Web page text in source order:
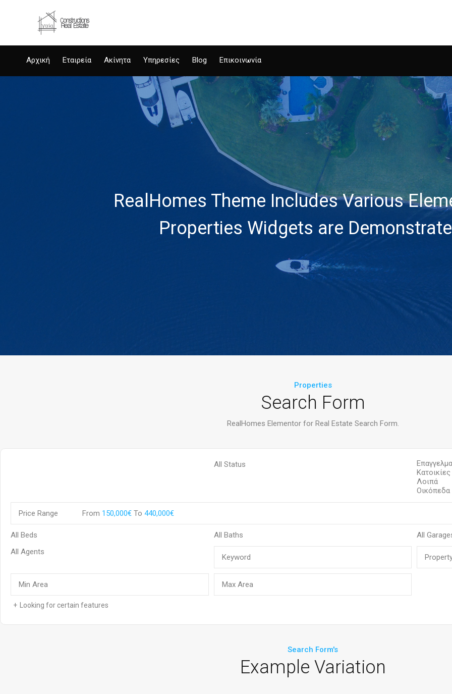
Αρχική Εταιρεία Ακίνητα Υπηρεσίες Blog Επικοινωνία
RealHomes Theme Includes Various
Properties Widgets are
Properties
Search Form
RealHomes Elementor for Real Estate Search Form.
Price Range From 150,000€ To 440,000€
Looking for certain features
Search Form's
Example Variation